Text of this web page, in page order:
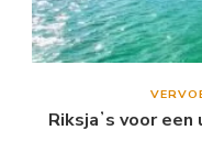
Riksjaʼs voor